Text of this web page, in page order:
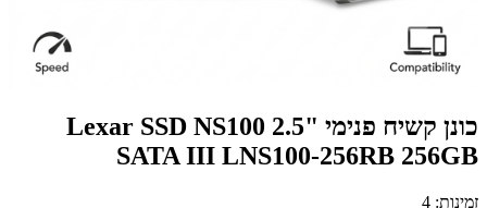
כונן קשיח פנימי Lexar SSD NS100 2.5"
SATA III LNS100-256RB 256GB
זמינות: 4